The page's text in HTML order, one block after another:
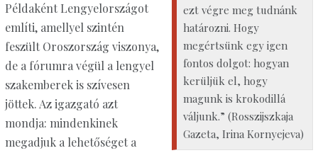
ezt végre meg tudnánk
határozni. Hogy
megértsünk egy igen
fontos dolgot: hogyan
kerüljük el, hogy
magunk is krokodillá
váljunk.” (Rosszijszkaja
Gazeta, Irina Kornyejeva)
Példaként Lengyelországot
említi, amellyel szintén
feszült Oroszország viszonya,
de a fórumra végül a lengyel
szakemberek is szívesen
jöttek. Az igazgató azt
mondja: mindenkinek
megadjuk a lehetőséget a